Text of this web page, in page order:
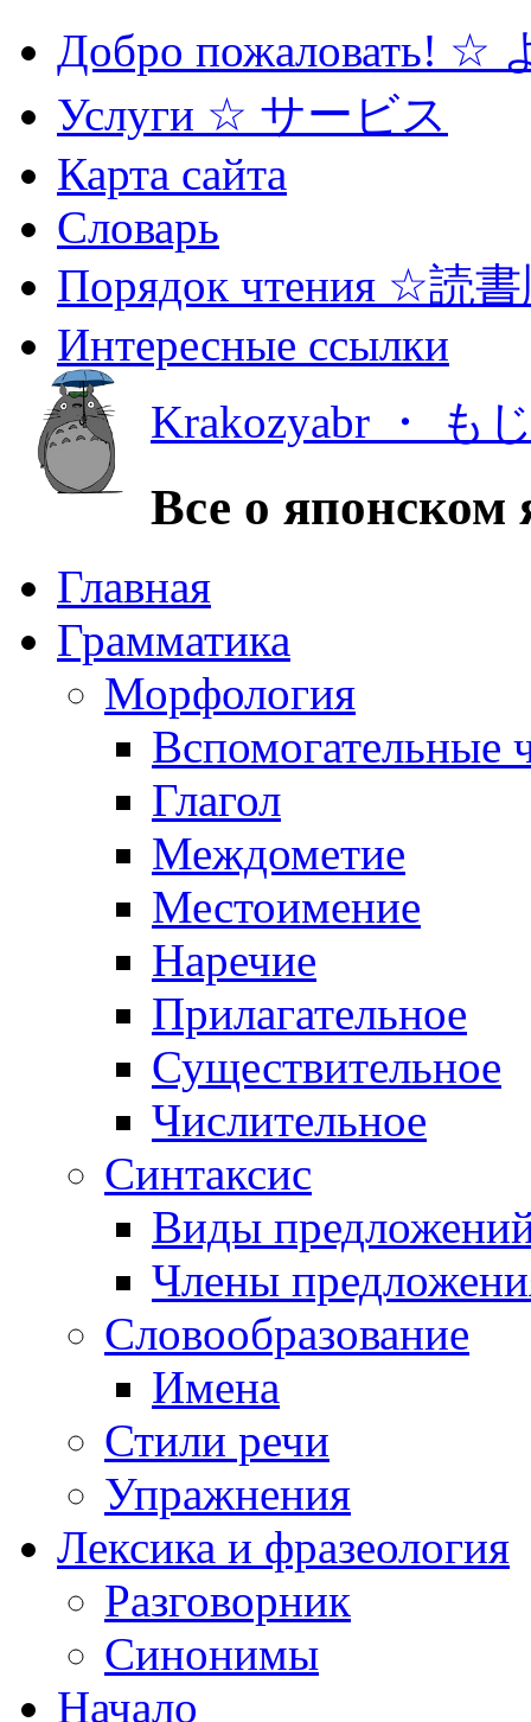
Добро пожаловать! ☆
Услуги ☆ サービス
Карта сайта
Словарь
Порядок чтения ☆読
Интересные ссылки
Krakozyabr ・ も
Все о японском
Главная
Грамматика
Морфология
Вспомогательные
Глагол
Междометие
Местоимение
Наречие
Прилагательное
Существительное
Числительное
Синтаксис
Виды
Члены
Словообразование
Имена
Стили речи
Упражнения
Лексика и фразеология
Разговорник
Синонимы
Начало